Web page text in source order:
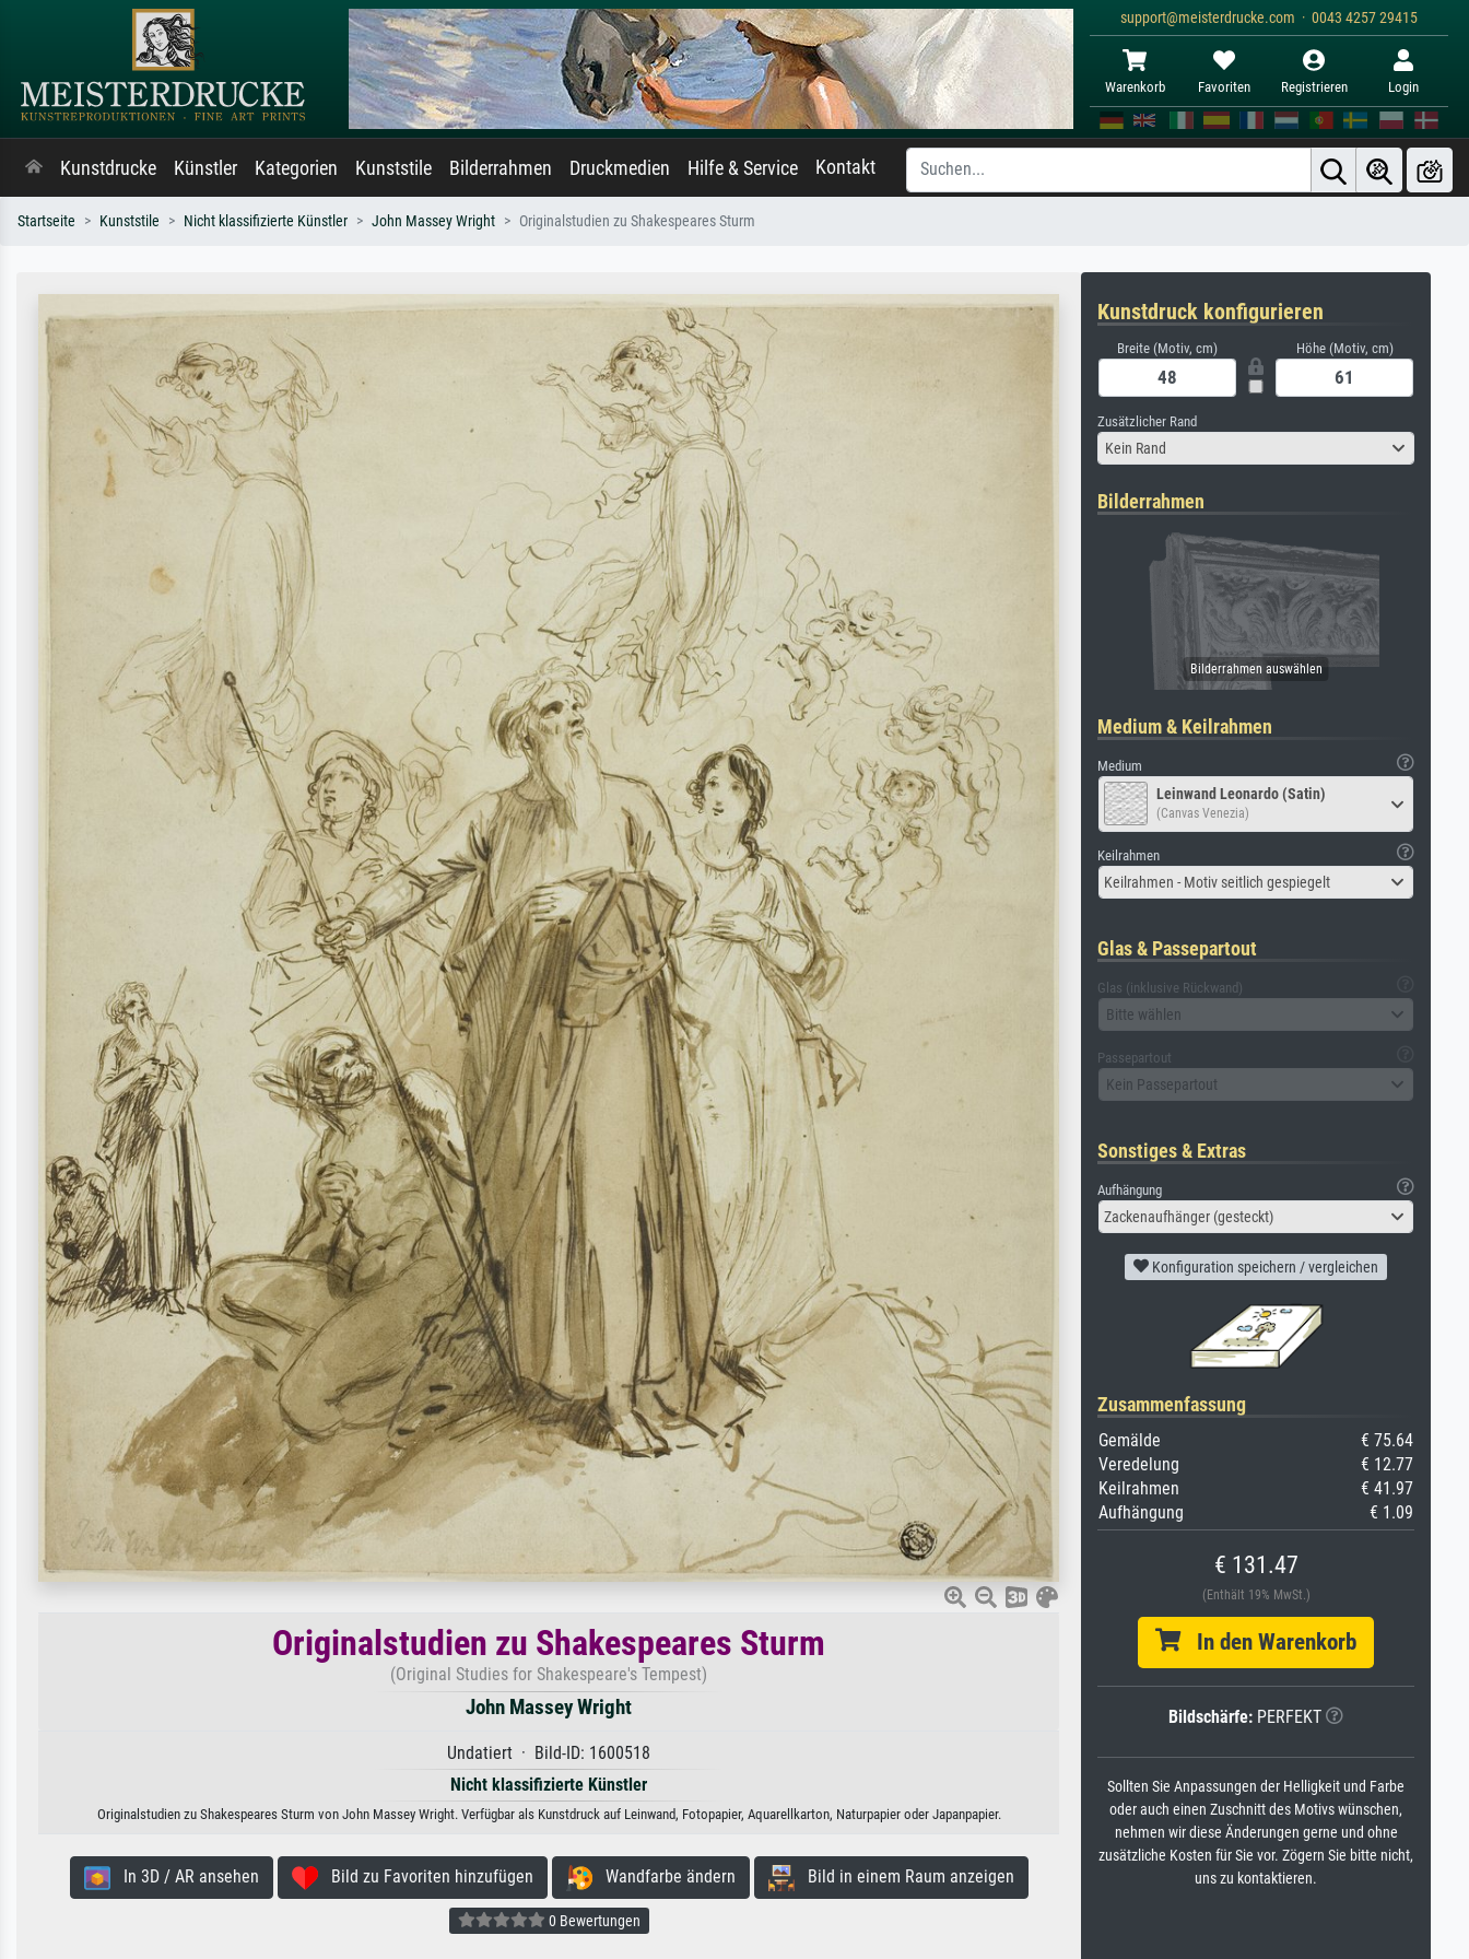
support@meisterdrucke.com · 0043 4257 29415
Warenkorb Favoriten Registrieren Login
Kunstdrucke Künstler Kategorien Kunststile Bilderrahmen Druckmedien Hilfe & Service Kontakt
Startseite Kunststile Nicht klassifizierte Künstler John Massey Wright Originalstudien zu Shakespeares Sturm
Originalstudien zu Shakespeares Sturm
(Original Studies for Shakespeare's Tempest)
John Massey Wright
Undatiert · Bild-ID: 1600518
Nicht klassifizierte Künstler
Originalstudien zu Shakespeares Sturm von John Massey Wright. Verfügbar als Kunstdruck auf Leinwand, Fotopapier, Aquarellkarton, Naturpapier oder Japanpapier.
In 3D / AR ansehen Bild zu Favoriten hinzufügen Wandfarbe ändern Bild in einem Raum anzeigen
0 Bewertungen
Kunstdruck konfigurieren
Breite (Motiv, cm) Höhe (Motiv, cm)
Zusätzlicher Rand
Kein Rand
Bilderrahmen
Medium & Keilrahmen
Medium
Leinwand Leonardo (Satin)
(Canvas Venezia)
Keilrahmen
Keilrahmen - Motiv seitlich gespiegelt
Glas & Passepartout
Glas (inklusive Rückwand)
Bitte wählen
Passepartout
Kein Passepartout
Sonstiges & Extras
Aufhängung
Zackenaufhänger (gesteckt)
Konfiguration speichern / vergleichen
Zusammenfassung
Gemälde
€ 75.64
Veredelung
€ 12.77
Keilrahmen
€ 41.97
Aufhängung
€ 1.09
€ 131.47
(Enthält 19% MwSt.)
In den Warenkorb
Bildschärfe: PERFEKT
Sollten Sie Anpassungen der Helligkeit und Farbe
oder auch einen Zuschnitt des Motivs wünschen,
nehmen wir diese Änderungen gerne und ohne
zusätzliche Kosten für Sie vor. Zögern Sie bitte nicht,
uns zu kontaktieren.